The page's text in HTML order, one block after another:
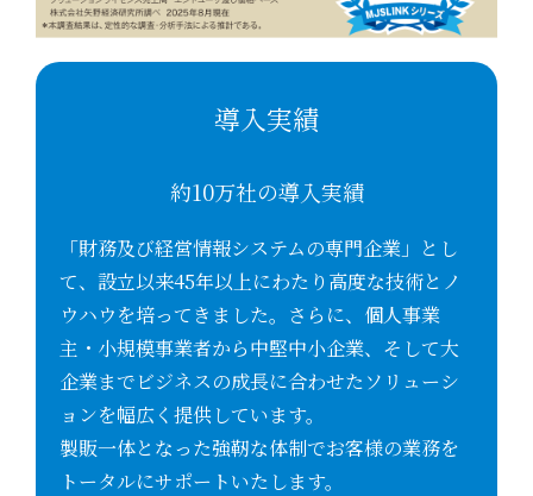
導入実績
約10万社の導入実績
「財務及び経営情報システムの専門企業」とし
て、設立以来45年以上にわたり高度な技術とノ
ウハウを培ってきました。さらに、個人事業
主・小規模事業者から中堅中小企業、そして大
企業までビジネスの成長に合わせたソリューシ
ョンを幅広く提供しています。
製販一体となった強靭な体制でお客様の業務を
トータルにサポートいたします。